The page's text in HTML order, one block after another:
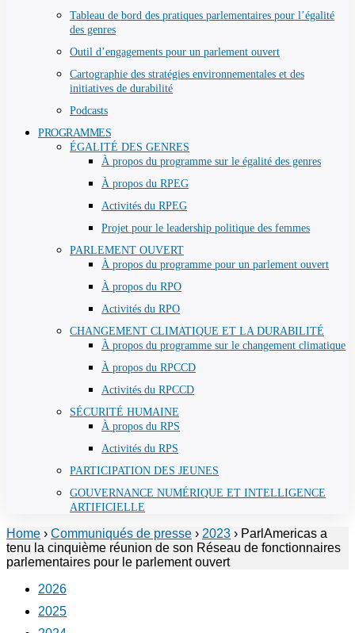
Tableau de bord des pratiques parlementaires pour l’égalité
des genres
Outil d’engagements pour un parlement ouvert
Cartographie des stratégies environnementales et des
initiatives de durabilité
Podcasts
PROGRAMMES
ÉGALITÉ DES GENRES
À propos du programme sur le égalité des genres
À propos du RPEG
Activités du RPEG
Projet pour le leadership politique des femmes
PARLEMENT OUVERT
À propos du programme pour un parlement ouvert
À propos du RPO
Activités du RPO
CHANGEMENT CLIMATIQUE ET LA DURABILITÉ
À propos du programme sur le changement climatique
À propos du RPCCD
Activités du RPCCD
SÉCURITÉ HUMAINE
À propos du RPS
Activités du RPS
PARTICIPATION DES JEUNES
GOUVERNANCE NUMÉRIQUE ET INTELLIGENCE
ARTIFICIELLE
Home › Communiqués de presse › 2023 › ParlAmericas a
tenu la cinquième réunion de son Réseau de fonctionnaires
parlementaires pour le parlement ouvert
2026
2025